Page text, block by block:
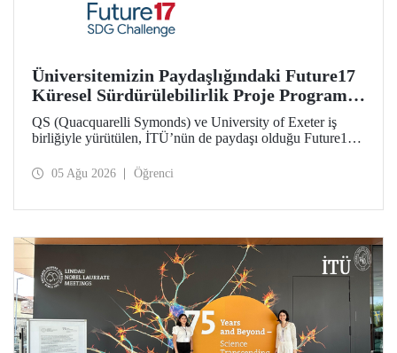
Üniversitemizin Paydaşlığındaki Future17
Küresel Sürdürülebilirlik Proje Programı,
Öğrencilerimizin Başvurularını Bekliyor
QS (Quacquarelli Symonds) ve University of Exeter iş
birliğiyle yürütülen, İTÜ’nün de paydaşı olduğu Future17
öğrenci başvuruları açıldı. Başvurular için son gün 31
05 Ağu 2026 Öğrenci